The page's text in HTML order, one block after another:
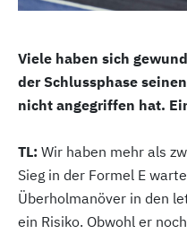
Viele haben sich
der Schlussphase
nicht angegriffen hat.
TL: Wir haben mehr als
Sieg in der Formel E
Überholmanöver in den
ein Risiko. Obwohl er